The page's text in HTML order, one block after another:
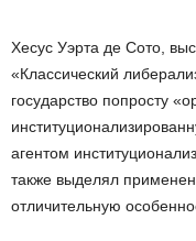
Хесус Уэрта де Сото,
«Классический
государство попросту
агентом
также выделял
отличительную